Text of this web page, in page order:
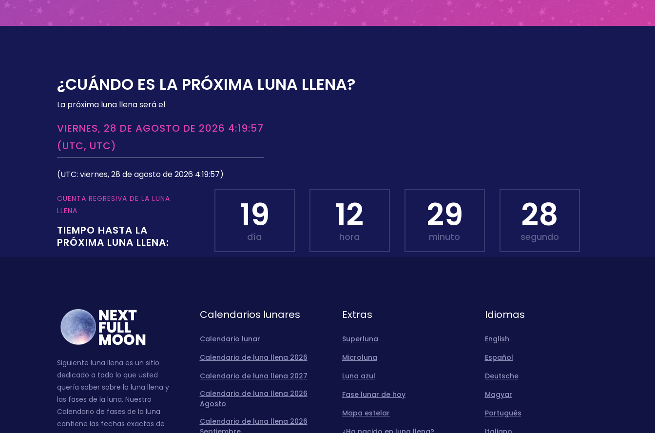
¿CUÁNDO ES LA PRÓXIMA LUNA LLENA?
La próxima luna llena será el
VIERNES, 28 DE AGOSTO DE 2026 4:19:57
(UTC, UTC)
(UTC: viernes, 28 de agosto de 2026 4:19:57)
CUENTA REGRESIVA DE LA LUNA
LLENA
TIEMPO HASTA LA
PRÓXIMA LUNA LLENA:
19
día
12
hora
29
minuto
26
segundo
Siguiente luna llena es un sitio
dedicado a todo lo que usted
quería saber sobre la luna llena y
las fases de la luna. Nuestro
Calendario de fases de la luna
contiene las fechas exactas de
Calendarios lunares
Calendario lunar
Calendario de luna llena 2026
Calendario de luna llena 2027
Calendario de luna llena 2026
Agosto
Calendario de luna llena 2026
Extras
Superluna
Microluna
Luna azul
Fase lunar de hoy
Mapa estelar
Idiomas
English
Español
Deutsche
Magyar
Português